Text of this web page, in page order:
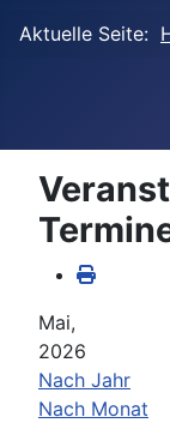
Aktuelle Seite:
Mai,
2026
Nach Jahr
Nach Monat